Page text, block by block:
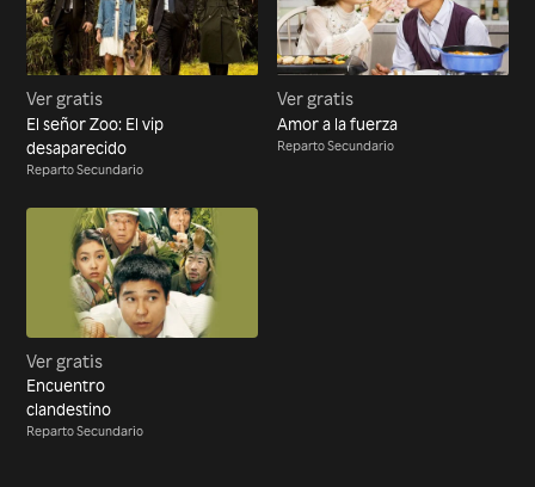
Ver gratis
El señor Zoo: El vip
desaparecido
Reparto Secundario
Ver gratis
Amor a la fuerza
Reparto Secundario
Ver gratis
Encuentro
clandestino
Reparto Secundario